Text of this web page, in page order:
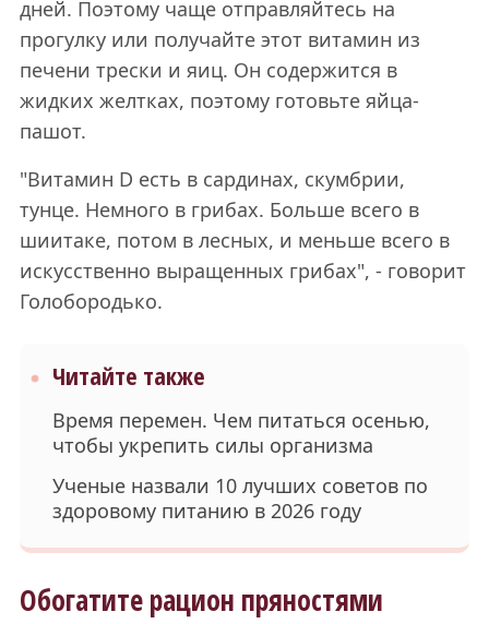
дней. Поэтому чаще отправляйтесь на
прогулку или получайте этот витамин из
печени трески и яиц. Он содержится в
жидких желтках, поэтому готовьте яйца-
пашот.
"Витамин D есть в сардинах, скумбрии,
тунце. Немного в грибах. Больше всего в
шиитаке, потом в лесных, и меньше всего в
искусственно выращенных грибах", - говорит
Голобородько.
Читайте также
Время перемен. Чем питаться осенью,
чтобы укрепить силы организма
Ученые назвали 10 лучших советов по
здоровому питанию в 2026 году
Обогатите рацион пряностями